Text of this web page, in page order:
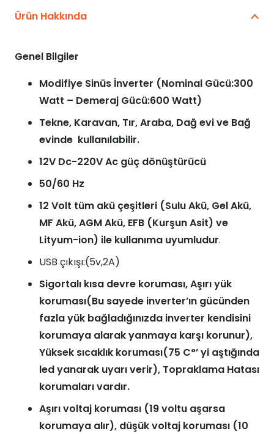
Ürün Hakkında
Genel Bilgiler
Modifiye Sinüs İnverter (Nominal Gücü:300
Watt – Demeraj Gücü:600 Watt)
Tekne, Karavan, Tır, Araba, Dağ evi ve Bağ
evinde kullanılabilir.
12V Dc-220V Ac güç dönüştürücü
50/60 Hz
12 Volt tüm akü çeşitleri (Sulu Akü, Gel Akü,
MF Akü, AGM Akü, EFB (Kurşun Asit) ve
Lityum-ion) ile kullanıma uyumludur.
USB çıkışı:(5v,2A)
Sigortalı kısa devre koruması, Aşırı yük
koruması(Bu sayede inverter’ın gücünden
fazla yük bağladığınızda inverter kendisini
korumaya alarak yanmaya karşı korunur),
Yüksek sıcaklık koruması(75 C°’ yi aştığında
led yanarak uyarı verir), Topraklama Hatası
korumaları vardır.
Aşırı voltaj koruması (19 voltu aşarsa
korumaya alır), düşük voltaj koruması (10